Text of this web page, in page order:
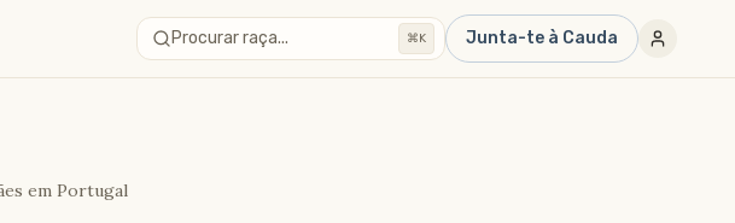
Procurar raça... ⌘K Junta-te à Cauda
em Portugal